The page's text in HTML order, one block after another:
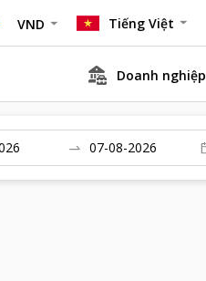
VND Tiếng Việt
Doanh nghiệp